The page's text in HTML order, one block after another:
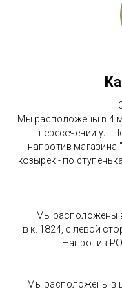
Мы расположены в 4
пересечении ул.
напротив магазина
козырек - по
Мы расположены
в к. 1824, с левой
Напротив
Мы расположены в